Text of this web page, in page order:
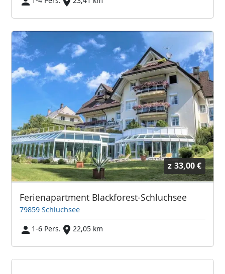
z 33,00 €
Ferienapartment Blackforest-Schluchsee
79859 Schluchsee
1-6 Pers.
22,05 km